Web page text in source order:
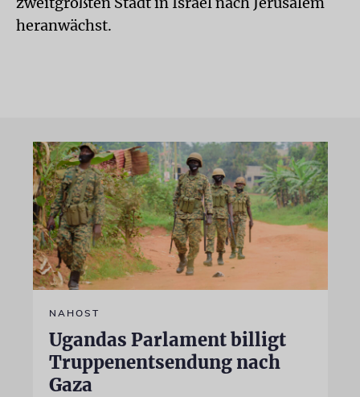
heranwächst.
NAHOST
Ugandas Parlament billigt
Truppenentsendung nach
Gaza